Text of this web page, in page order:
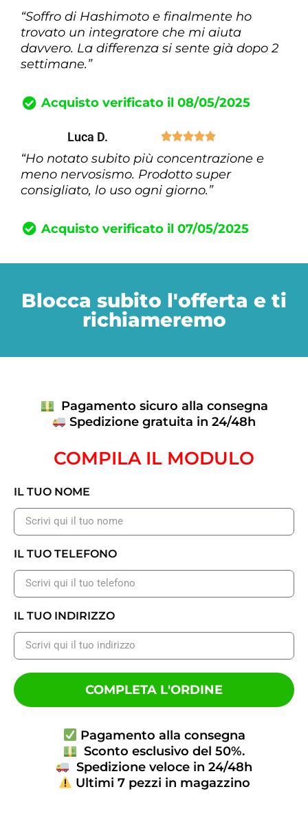
“Soffro di Hashimoto e finalmente ho
trovato un integratore che mi aiuta
davvero. La differenza si sente già dopo 2
settimane.”
Acquisto verificato il 08/05/2025
Luca D. 
“Ho notato subito più concentrazione e
meno nervosismo. Prodotto super
consigliato, lo uso ogni giorno.”
Acquisto verificato il 07/05/2025
Blocca subito l'offerta e ti
richiameremo
Pagamento sicuro alla consegna
Spedizione gratuita in 24/48h
COMPILA IL MODULO
IL TUO NOME
IL TUO TELEFONO
IL TUO INDIRIZZO
COMPLETA L'ORDINE
Pagamento alla consegna
Sconto esclusivo del 50%.
Spedizione veloce in 24/48h
Ultimi 7 pezzi in magazzino